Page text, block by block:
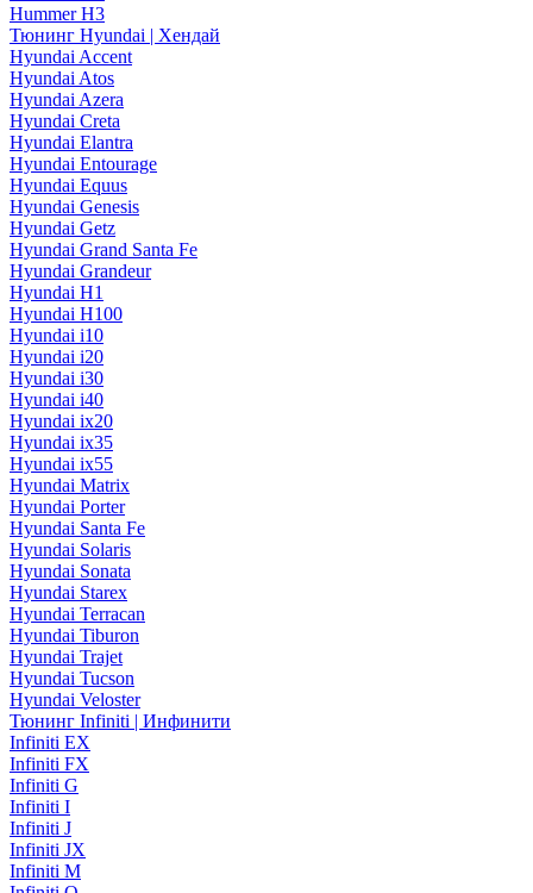
Hummer H3
Тюнинг Hyundai | Хендай
Hyundai Accent
Hyundai Atos
Hyundai Azera
Hyundai Creta
Hyundai Elantra
Hyundai Entourage
Hyundai Equus
Hyundai Genesis
Hyundai Getz
Hyundai Grand Santa Fe
Hyundai Grandeur
Hyundai H1
Hyundai H100
Hyundai i10
Hyundai i20
Hyundai i30
Hyundai i40
Hyundai ix20
Hyundai ix35
Hyundai ix55
Hyundai Matrix
Hyundai Porter
Hyundai Santa Fe
Hyundai Solaris
Hyundai Sonata
Hyundai Starex
Hyundai Terracan
Hyundai Tiburon
Hyundai Trajet
Hyundai Tucson
Hyundai Veloster
Тюнинг Infiniti | Инфинити
Infiniti EX
Infiniti FX
Infiniti G
Infiniti I
Infiniti J
Infiniti JX
Infiniti M